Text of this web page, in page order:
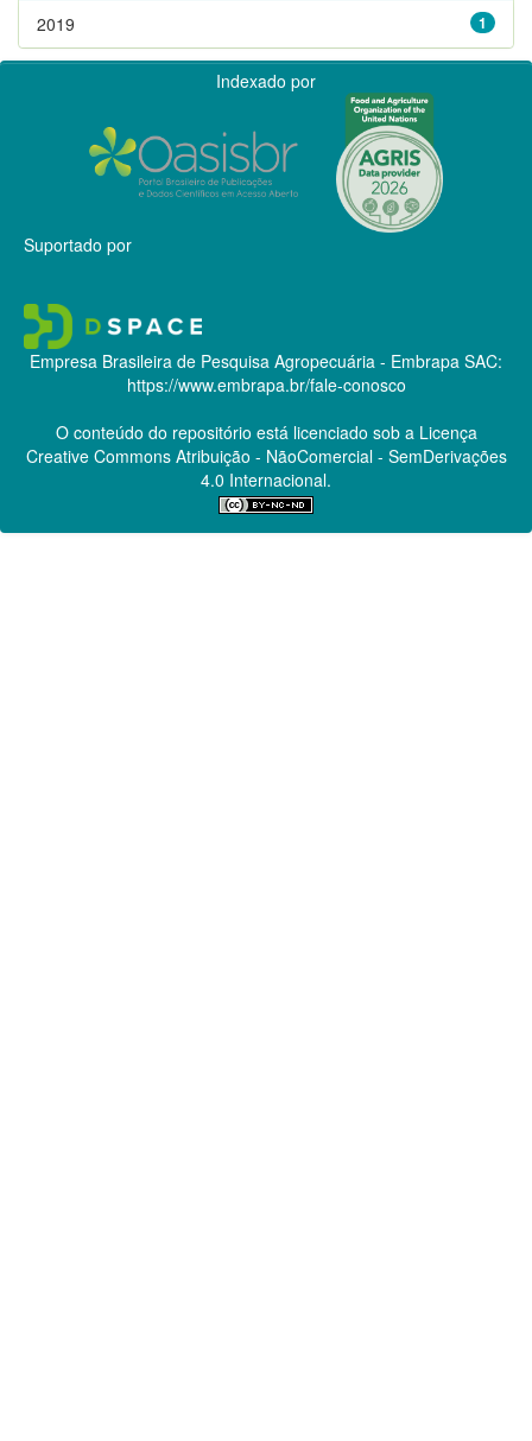
1
2019
Indexado por
Suportado por
Empresa Brasileira de Pesquisa Agropecuária - Embrapa SAC:
https://www.embrapa.br/fale-conosco
O conteúdo do repositório está licenciado sob a Licença
Creative CommonsAtribuição - NãoComercial - SemDerivações
4.0 Internacional.